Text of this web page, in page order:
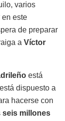
varios
este
de preparar
a Víctor
está
dispuesto a
hacerse con
seis millones